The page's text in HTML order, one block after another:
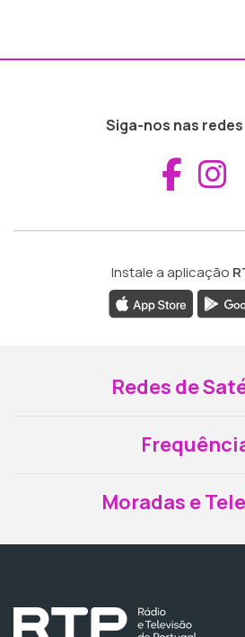
Siga-nos nas
Instale a aplicação
Redes de
Moradas e